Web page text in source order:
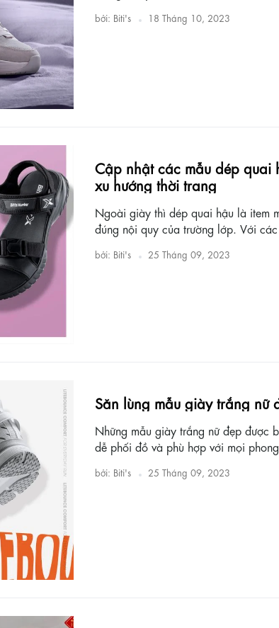
bởi: Biti's 18 Tháng 10, 2023
Cập nhật các mẫu dép quai
xu hướng thời trang
Ngoài giày thì dép quai hậu là item
đúng nội quy của trường lớp. Với các
bởi: Biti's 25 Tháng 09, 2023
Săn lùng mẫu giày trắng nữ
Những mẫu giày trắng nữ đẹp được
dễ phối đồ và phù hợp với mọi
bởi: Biti's 25 Tháng 09, 2023